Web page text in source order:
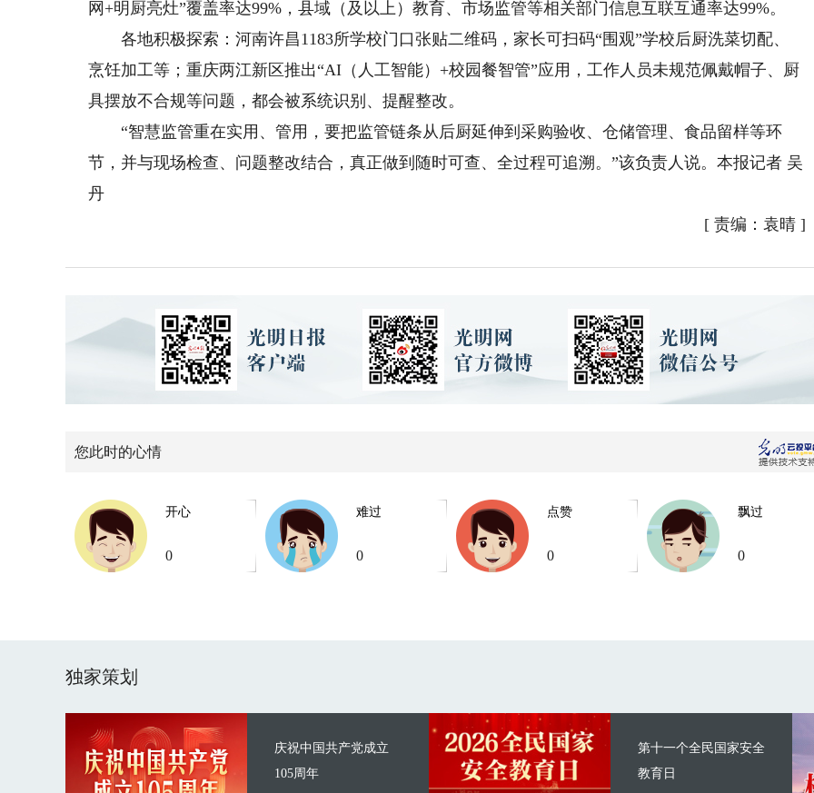
网+明厨亮灶”覆盖率达99%，县域（及以上）教育、市场监管等相关部门信息互联互通率达99%。
各地积极探索：河南许昌1183所学校门口张贴二维码，家长可扫码“围观”学校后厨洗菜切配、
烹饪加工等；重庆两江新区推出“AI（人工智能）+校园餐智管”应用，工作人员未规范佩戴帽子、厨
具摆放不合规等问题，都会被系统识别、提醒整改。
“智慧监管重在实用、管用，要把监管链条从后厨延伸到采购验收、仓储管理、食品留样等环
节，并与现场检查、问题整改结合，真正做到随时可查、全过程可追溯。”该负责人说。本报记者 吴
丹
[ 责编：袁晴 ]
您此时的心情
开心
0
难过
0
点赞
0
飘过
0
独家策划
庆祝中国共产党成立
105周年
第十一个全民国家安全
教育日